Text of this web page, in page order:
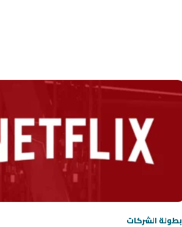
بطولة الشركات